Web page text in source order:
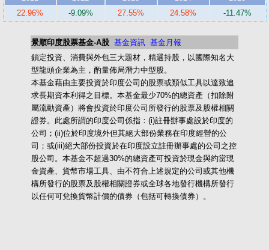
22.96%
-9.09% 27.55% 24.58% -11.47%
景順印度股票基金-A股 基金資訊 基金月報
鎖定投資、消費與外包三大題材，精選持股，以國際知名大
型龍頭企業為主，酌量佈局潛力中型股。
本基金藉由主要投資於印度公司的股票或類似工具以達致追
求長期資本利得之目標。本基金最少70%的總資產（扣除附
屬流動資產）將會投資於印度公司所發行的股票及股權相關
證券。此處所謂的印度公司係指：(i)註冊辦事處設於印度的
公司；(ii)位於印度境外但其絕大部份業務在印度經營的公
司；或(iii)絕大部份投資於在印度設立註冊辦事處的公司之控
股公司。本基金不超過30%的總資產可投資於現金與約當現
金資產、貨幣市場工具、由不符合上述規定的公司或其他機
構所發行的股票及股權相關證券或全球各地發行機構所發行
以任何可兌換貨幣計價的債券（包括可轉換債券）。